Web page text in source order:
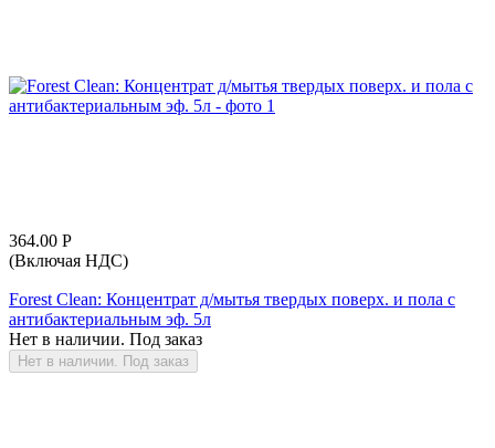
364.00 Р
(Включая НДС)
Forest Clean: Концентрат д/мытья твердых поверх. и пола с
антибактериальным эф. 5л
Нет в наличии. Под заказ
Нет в наличии. Под заказ